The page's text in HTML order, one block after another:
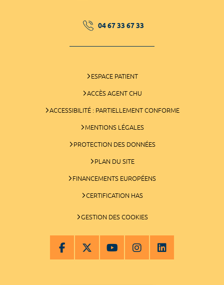
04 67 33 67 33
ESPACE PATIENT
ACCÈS AGENT CHU
ACCESSIBILITÉ : PARTIELLEMENT CONFORME
MENTIONS LÉGALES
PROTECTION DES DONNÉES
PLAN DU SITE
FINANCEMENTS EUROPÉENS
CERTIFICATION HAS
GESTION DES COOKIES